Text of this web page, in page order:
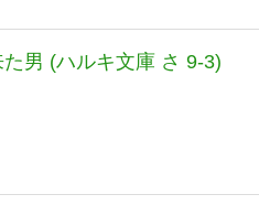
男 (ハルキ文庫 さ 9-3)